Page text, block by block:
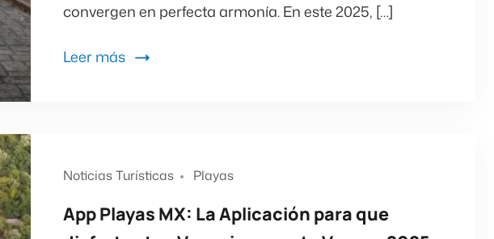
convergen en perfecta armonía. En este 2025, […]
Leer más
Noticias Turísticas Playas
App Playas MX: La Aplicación para que